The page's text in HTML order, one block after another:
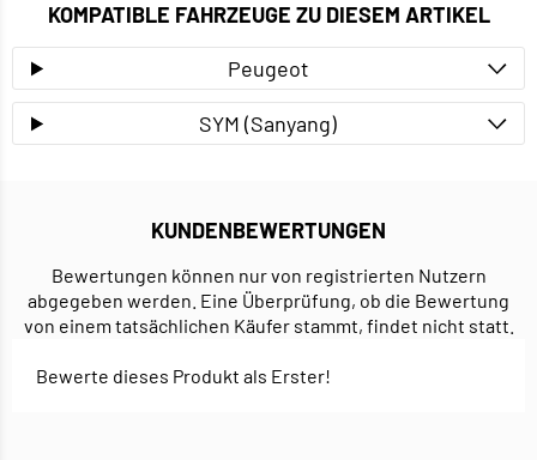
KOMPATIBLE FAHRZEUGE ZU DIESEM ARTIKEL
Peugeot
SYM (Sanyang)
KUNDENBEWERTUNGEN
Bewertungen können nur von registrierten Nutzern
abgegeben werden. Eine Überprüfung, ob die Bewertung
von einem tatsächlichen Käufer stammt, findet nicht statt.
Bewerte dieses Produkt als Erster!